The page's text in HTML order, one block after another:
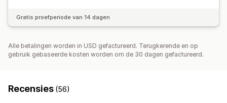
Gratis proefperiode van 14 dagen
Alle betalingen worden in USD gefactureerd. Terugkerende en op
gebruik gebaseerde kosten worden om de 30 dagen gefactureerd.
Recensies (56)